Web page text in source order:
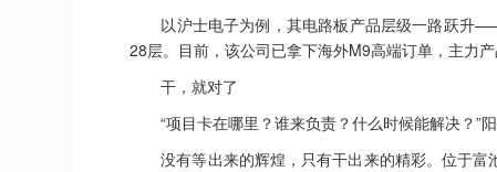
以沪士电子为例，其电路板产品层级一路跃升——
28层。目前，该公司已拿下海外M9高端订单，主力
干，就对了
“项目卡在哪里？谁来负责？什么时候能解决？”阳
没有等出来的辉煌，只有干出来的精彩。位于富